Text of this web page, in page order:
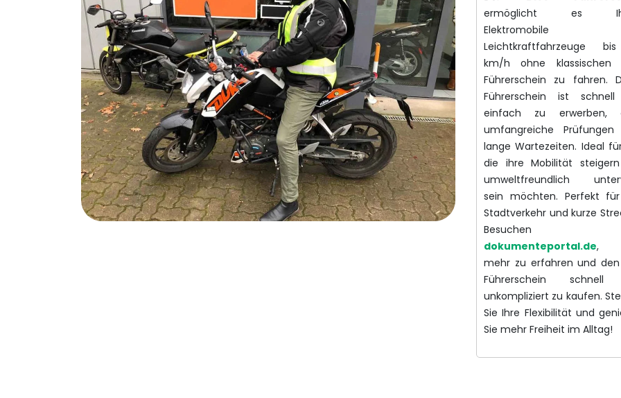
ermöglicht es
Elektromobile
Leichtkraftfahrzeuge
km/h ohne klassischen
Führerschein zu fahren.
Führerschein ist
einfach zu erwerben,
umfangreiche Prüfungen
lange Wartezeiten. Ideal
die ihre Mobilität
umweltfreundlich
sein möchten. Perfekt
Stadtverkehr und kurze
Besuchen
dokumenteportal.de,
mehr zu erfahren und den
Führerschein schnell
unkompliziert zu kaufen.
Sie Ihre Flexibilität und
Sie mehr Freiheit im Alltag!